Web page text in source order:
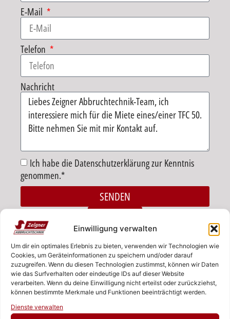
Einwilligung verwalten
Um dir ein optimales Erlebnis zu bieten, verwenden wir Technologien wie
Cookies, um Geräteinformationen zu speichern und/oder darauf
zuzugreifen. Wenn du diesen Technologien zustimmst, können wir Daten
wie das Surfverhalten oder eindeutige IDs auf dieser Website
verarbeiten. Wenn du deine Einwilligung nicht erteilst oder zurückziehst,
können bestimmte Merkmale und Funktionen beeinträchtigt werden.
Dienste verwalten
E-Mail
Telefon
Nachricht
Ich habe die Datenschutzerklärung zur Kenntnis
genommen.*
SENDEN
Rufen Sie uns an!